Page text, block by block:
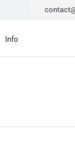
Info